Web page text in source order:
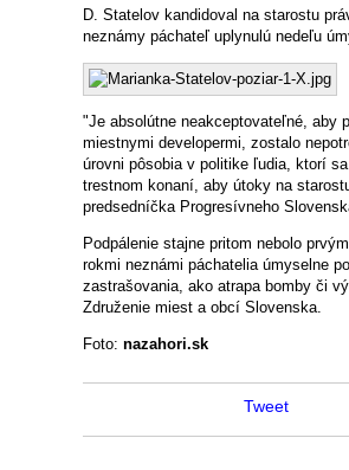
D. Statelov kandidoval na starostu
neznámy páchateľ uplynulú nedeľu
"Je absolútne neakceptovateľné, aby
miestnymi developermi, zostalo
úrovni pôsobia v politike ľudia, ktorí
trestnom konaní, aby útoky na
predsedníčka Progresívneho
Podpálenie stajne pritom nebolo
rokmi neznámi páchatelia úmyselne
zastrašovania, ako atrapa bomby či
Združenie miest a obcí Slovenska.
Foto: nazahori.sk
Tweet